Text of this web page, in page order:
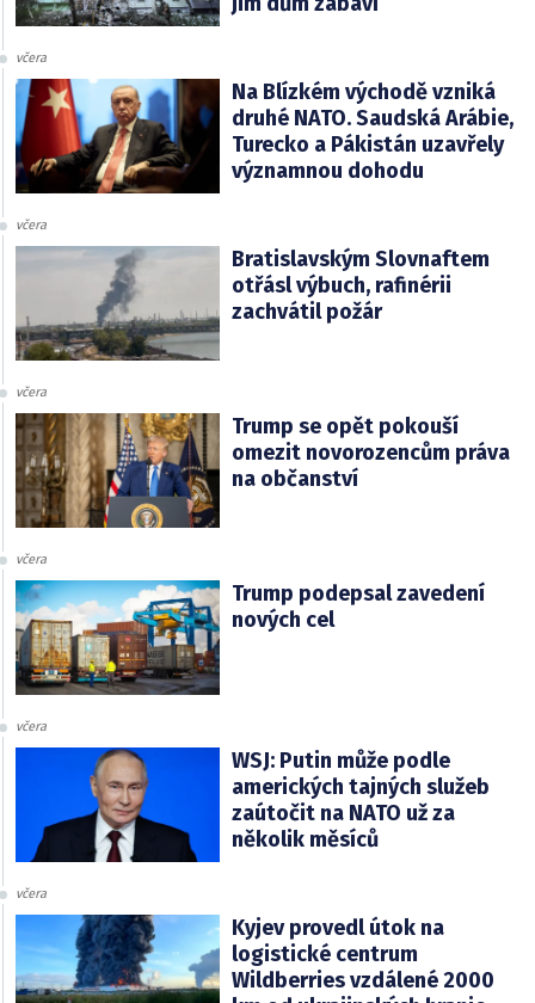
včera
Na Blízkém východě vzniká
druhé NATO. Saudská Arábie,
Turecko a Pákistán uzavřely
významnou dohodu
včera
Bratislavským Slovnaftem
otřásl výbuch, rafinérii
zachvátil požár
včera
Trump se opět pokouší
omezit novorozencům práva
na občanství
včera
Trump podepsal zavedení
nových cel
včera
WSJ: Putin může podle
amerických tajných služeb
zaútočit na NATO už za
několik měsíců
včera
Kyjev provedl útok na
logistické centrum
Wildberries vzdálené 2000